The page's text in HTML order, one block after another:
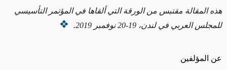
عن المؤلفين
هذه المقالة مقتبس من الورقة التي ألقاها في المؤتمر التأسيسي
للمجلس العربي في لندن، 19-20 نوفمبر 2019.